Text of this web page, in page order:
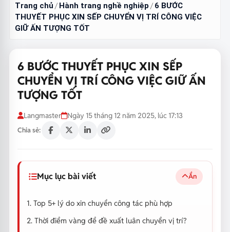
Trang chủ /Hành trang nghề nghiệp /6 BƯỚC
THUYẾT PHỤC XIN SẾP CHUYỂN VỊ TRÍ CÔNG VIỆC
GIỮ ẤN TƯỢNG TỐT
6 BƯỚC THUYẾT PHỤC XIN SẾP
CHUYỂN VỊ TRÍ CÔNG VIỆC GIỮ ẤN
TƯỢNG TỐT
Langmaster Ngày 15 tháng 12 năm 2025, lúc 17:13
Chia sẻ:
Mục lục bài viết Ẩn
1. Top 5+ lý do xin chuyển công tác phù hợp
2. Thời điểm vàng để đề xuất luân chuyển vị trí?